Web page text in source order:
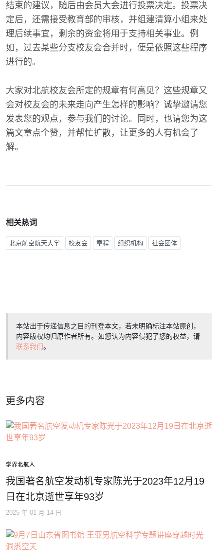
结束的建议，随后由会员大会进行投票决定。投票决
定后，还需接受教育部的审核，并组建清算小组来处
理后续事宜，剩余的资金将用于支持相关事业。例
如，过去某些分支校友会合并时，便是依照这些程序
进行的。
大家对北航校友会所定的规章有何高见？这些规章又
会对校友会的未来走向产生怎样的影响？诚挚邀请您
发表您的观点，参与我们的讨论。同时，也请您为这
篇文章点个赞，并帮忙扩散，让更多的人有机会了
解。
相关热词
北京航空航天大学 校友会 章程 组织机构 社会团体
本站出于传递信息之目的刊登本文，若未明确标注本站原创，
内容版权均归原作者所有。如您认为内容侵犯了您的权益，请
联系我们。
更多内容
学界北航人
我国著名航空发动机专家陈光于2023年12月19
日在北京逝世享年93岁
2025 年 01 月 14 日